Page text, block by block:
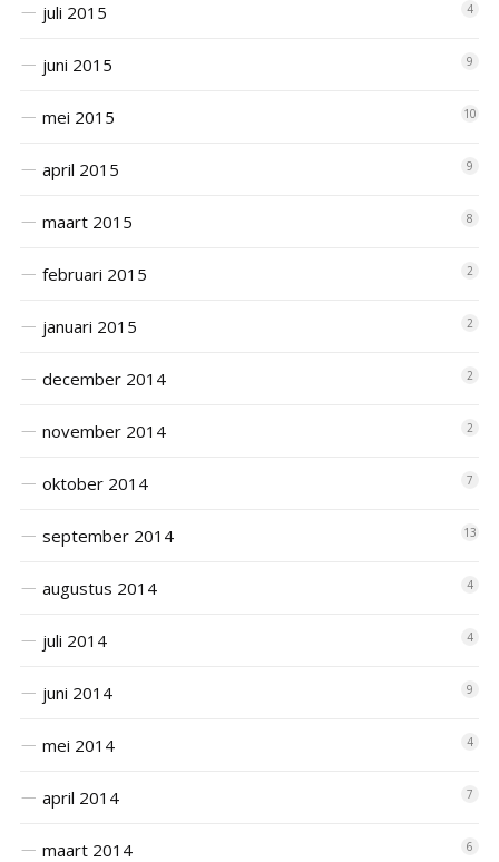
juli 2015 4
juni 2015 9
mei 2015 10
april 2015 9
maart 2015 8
februari 2015 2
januari 2015 2
december 2014 2
november 2014 2
oktober 2014 7
september 2014 13
augustus 2014 4
juli 2014 4
juni 2014 9
mei 2014 4
april 2014 7
maart 2014 6